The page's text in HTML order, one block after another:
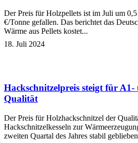
Der Preis für Holzpellets ist im Juli um
€/Tonne gefallen. Das berichtet das
Wärme aus Pellets kostet...
18. Juli 2024
Hackschnitzelpreis steigt für
Qualität
Der Preis für Holzhackschnitzel der
Hackschnitzelkesseln zur
zweiten Quartal des Jahres stabil